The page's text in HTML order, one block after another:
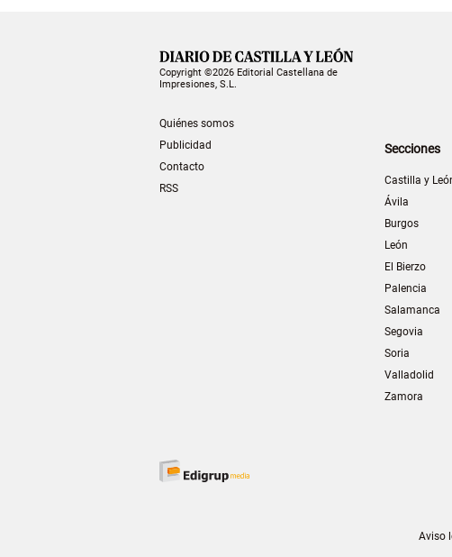
Copyright ©2026 Editorial Castellana de
Impresiones, S.L.
Quiénes somos
Publicidad
Contacto
RSS
Secciones
Castilla y
Ávila
Burgos
León
El Bierzo
Palencia
Salamanca
Segovia
Soria
Valladolid
Zamora
Aviso